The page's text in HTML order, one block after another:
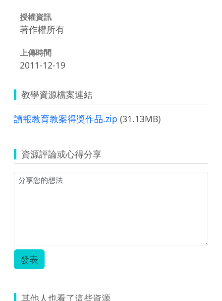
授權資訊
著作權所有
上傳時間
2011-12-19
教學資源檔案連結
讀報教育教案得獎作品.zip (31.13MB)
資源評論或心得分享
發表
其他人也看了這些資源